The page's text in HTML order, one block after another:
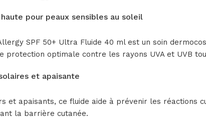
pour peaux sensibles au soleil
SPF 50+ Ultra Fluide 40 ml est un soin
protection optimale contre les rayons UVA et UVB
et apaisante
et apaisants, ce fluide aide à prévenir les réactions
la barrière cutanée.